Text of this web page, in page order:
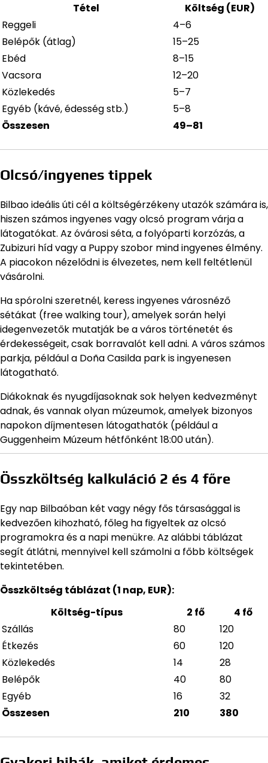
Tétel
Költség (EUR)
Reggeli
4–6
Belépők (átlag)
15–25
Ebéd
8–15
Vacsora
12–20
Közlekedés
5–7
Egyéb (kávé, édesség stb.)
5–8
Összesen
49–81
Olcsó/ingyenes tippek
Bilbao ideális úti cél a költségérzékeny utazók számára is,
hiszen számos ingyenes vagy olcsó program várja a
látogatókat. Az óvárosi séta, a folyóparti korzózás, a
Zubizuri híd vagy a Puppy szobor mind ingyenes élmény.
A piacokon nézelődni is élvezetes, nem kell feltétlenül
vásárolni.
Ha spórolni szeretnél, keress ingyenes városnéző
sétákat (free walking tour), amelyek során helyi
idegenvezetők mutatják be a város történetét és
érdekességeit, csak borravalót kell adni. A város számos
parkja, például a Doña Casilda park is ingyenesen
látogatható.
Diákoknak és nyugdíjasoknak sok helyen kedvezményt
adnak, és vannak olyan múzeumok, amelyek bizonyos
napokon díjmentesen látogathatók (például a
Guggenheim Múzeum hétfőnként 18:00 után).
Összköltség kalkuláció 2 és 4 főre
Egy nap Bilbaóban két vagy négy fős társasággal is
kedvezően kihozható, főleg ha figyeltek az olcsó
programokra és a napi menükre. Az alábbi táblázat
segít átlátni, mennyivel kell számolni a főbb költségek
tekintetében.
Összköltség táblázat (1 nap, EUR):
Költség-típus
2 fő
4 fő
Szállás
80
120
Étkezés
60
120
Közlekedés
14
28
Belépők
40
80
Egyéb
16
32
Összesen
210 380